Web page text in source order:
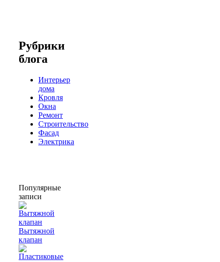
Рубрики
блога
Интерьер
дома
Кровля
Окна
Ремонт
Строительство
Фасад
Электрика
Популярные
записи
Вытяжной
клапан